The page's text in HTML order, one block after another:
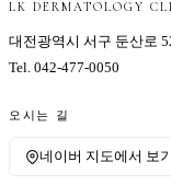
LK DERMATOLOGY
대전광역시 서구 둔산로
Tel. 042-477-0050
오시는 길
네이버 지도에서 보기